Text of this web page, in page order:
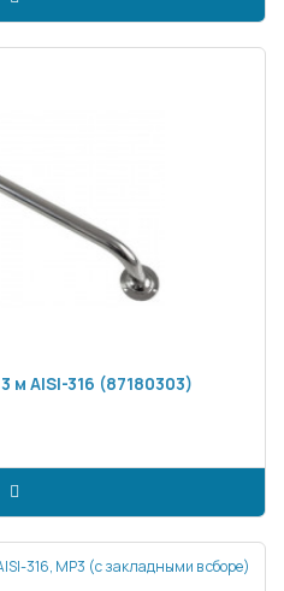
Поручень из нерж. стали 3 м AISI-316 (87180303)